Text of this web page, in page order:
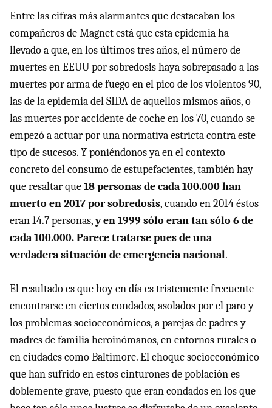
Entre las cifras más alarmantes que destacaban los
compañeros de Magnet está que esta epidemia ha
llevado a que, en los últimos tres años, el número de
muertes en EEUU por sobredosis haya sobrepasado a las
muertes por arma de fuego en el pico de los violentos 90,
las de la epidemia del SIDA de aquellos mismos años, o
las muertes por accidente de coche en los 70, cuando se
empezó a actuar por una normativa estricta contra este
tipo de sucesos. Y poniéndonos ya en el contexto
concreto del consumo de estupefacientes, también hay
que resaltar que18 personas de cada 100.000 han
muerto en 2017 por sobredosis, cuando en 2014 éstos
eran 14.7 personas,y en 1999 sólo eran tan sólo 6 de
cada 100.000. Parece tratarse pues de una
verdadera situación de emergencia nacional.
El resultado es que hoy en día es tristemente frecuente
encontrarse en ciertos condados, asolados por el paro y
los problemas socioeconómicos, a parejas de padres y
madres de familia heroinómanos, en entornos rurales o
en ciudades como Baltimore. El choque socioeconómico
que han sufrido en estos cinturones de población es
doblemente grave, puesto que eran condados en los que